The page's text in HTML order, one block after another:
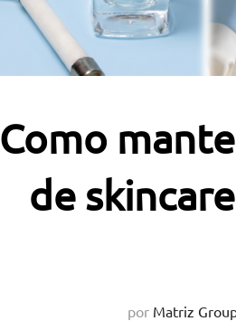
Como
de
por Matriz